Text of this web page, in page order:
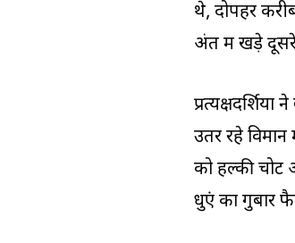
थे, दोपहर
अंत में खड़े दूसरे
उतर रहे
को हल्की चोटें
धुएं का गुबार